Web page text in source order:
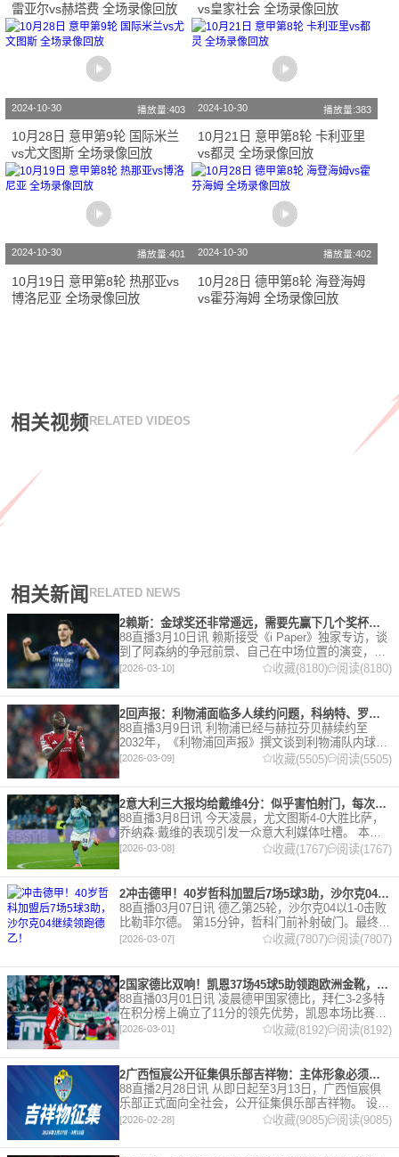
雷亚尔vs赫塔费 全场录像回放
vs皇家社会 全场录像回放
2024-10-30 播放量:403
10月28日 意甲第9轮 国际米兰
vs尤文图斯 全场录像回放
2024-10-30 播放量:383
10月21日 意甲第8轮 卡利亚里
vs都灵 全场录像回放
2024-10-30 播放量:401
10月19日 意甲第8轮 热那亚vs
博洛尼亚 全场录像回放
2024-10-30 播放量:402
10月28日 德甲第8轮 海登海姆
vs霍芬海姆 全场录像回放
相关视频 RELATED VIDEOS
相关新闻 RELATED NEWS
2赖斯：金球奖还非常遥远，需要先赢下几个奖杯，专注当下好好踢球
88直播3月10日讯 赖斯接受《i Paper》独家专访，谈
到了阿森纳的争冠前景、自己在中场位置的演变，以
及对自己被提名金球奖的看法。 任意球 赖斯：“我们
有一项非常擅长的技能——这背后付出了巨大努力
[2026-03-10] 收藏(8180) 阅读(8180)
2回声报：利物浦面临多人续约问题，科纳特、罗伯逊合同今夏到期
88直播3月9日讯 利物浦已经与赫拉芬贝赫续约至
2032年，《利物浦回声报》撰文谈到利物浦队内球员
的合同情况，文章表示，利物浦多位球员面临合同问
题。 对于利物浦来说，科纳特的合同将在本赛季末到
期，俱乐
[2026-03-09] 收藏(5505) 阅读(5505)
2意大利三大报均给戴维4分：似乎害怕射门，每次触球球迷都叹息
88直播3月8日讯 今天凌晨，尤文图斯4-0大胜比萨，
乔纳森·戴维的表现引发一众意大利媒体吐槽。 本场
比赛，戴维半场就被换下，赛后，《米兰体育报》、
《罗马体育报》和《都灵体育报》三大报都给戴维打
出4分
[2026-03-08] 收藏(1767) 阅读(1767)
2冲击德甲！40岁哲科加盟后7场5球3助，沙尔克04继续领跑德乙！
88直播03月07日讯 德乙第25轮，沙尔克04以1-0击败
比勒菲尔德。 第15分钟，哲科门前补射破门。最终凭
借哲科的进球沙尔克04成功拿到3分，继续领跑德
[2026-03-07] 收藏(7807) 阅读(7807)
2国家德比双响！凯恩37场45球5助领跑欧洲金靴，32岁保持赛季全勤
88直播03月01日讯 凌晨德甲国家德比，拜仁3-2多特
在积分榜上确立了11分的领先优势，凯恩本场比赛上
演双响。 本赛季32岁的凯恩仍然保持着超高的效率，
在到目前为止保持全勤，出战37场比赛，狂轰45
[2026-03-01] 收藏(8192) 阅读(8192)
2广西恒宸公开征集俱乐部吉祥物：主体形象必须为龙
88直播2月28日讯 从即日起至3月13日，广西恒宸俱
乐部正式面向全社会，公开征集俱乐部吉祥物。 设计
要求 1. 主体形象：必须为龙。龙，是中华民族的精神
[2026-02-28] 收藏(9085) 阅读(9085)